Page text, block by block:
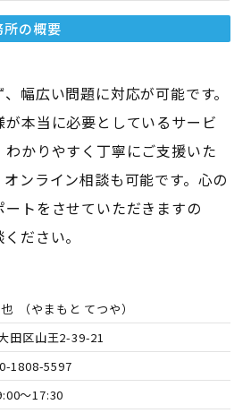
所の概要
幅広い問題に対応が可能です。
本当に必要としているサービ
かりやすく丁寧にご支援いた
ンライン相談も可能です。心の
ートをさせていただきますの
ださい。
（やまもと てつや）
田区山王2-39-21
1808-5597
～17:30